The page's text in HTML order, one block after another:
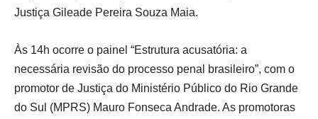
Justiça Gileade Pereira Souza Maia.
Às 14h ocorre o painel “Estrutura acusatória: a
necessária revisão do processo penal brasileiro”, com o
promotor de Justiça do Ministério Público do Rio Grande
do Sul (MPRS) Mauro Fonseca Andrade. As promotoras